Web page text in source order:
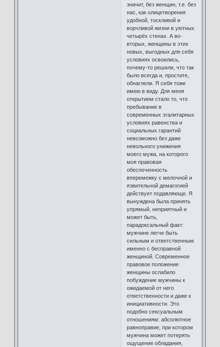
значит, без женщин, т.е. без
нас, как олицетворения
удобной, тоскливой и
ворчливой жизни в уютных
четырёх стенах. А во-
вторых, женщины в этих
новых, выгодных для себя
условиях освоились,
почему-то решили, что так
было всегда и, простите,
обнаглели. Я себя тоже
имею в виду. Для меня
открытием стало то, что
пребывание в
современных эгалитарных
условиях равенства и
социальных гарантий
невозможно без даже
невольного унижения
моего мужа, на которого
моя правовая
обеспеченность
вперемежку с мелочной и
язвительной демагогией
действует подавляюще. Я
вынуждена была принять
упрямый, неприятный и
может быть,
парадоксальный факт:
мужчине легче быть
сильным и ответственным
именно с бесправной
женщиной. Современное
правовое положение
женщины ослабило
побуждение мужчины к
ожидаемой от него
ответственности и даже к
инициативности. Это
подобно сексуальным
отношениям: абсолютное
равноправие, при котором
мужчина может потерять
ощущение обладания,